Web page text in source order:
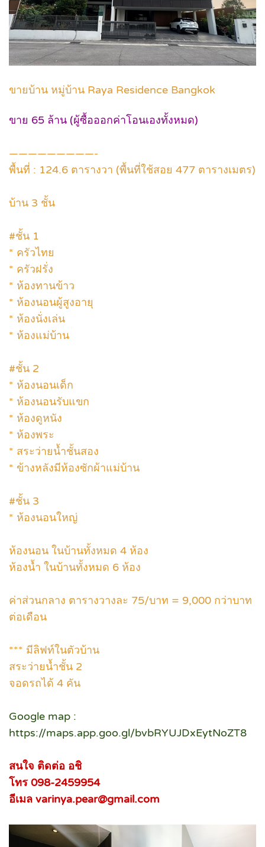
ขายบ้าน หมู่บ้าน Raya Residence Bangkok
ขาย 65 ล้าน (ผู้ซื้อออกค่าโอนเองทั้งหมด)
—————————-
พื้นที่ : 124.6 ตารางวา (พื้นที่ใช้สอย 477 ตารางเมตร)
บ้าน 3 ชั้น
#ชั้น 1
* ครัวไทย
* ครัวฝรั่ง
* ห้องทานข้าว
* ห้องนอนผู้สูงอายุ
* ห้องนั่งเล่น
* ห้องแม่บ้าน
#ชั้น 2
* ห้องนอนเด็ก
* ห้องนอนรับแขก
* ห้องดูหนัง
* ห้องพระ
* สระว่ายน้ำชั้นสอง
* ข้างหลังมีห้องซักผ้าแม่บ้าน
#ชั้น 3
* ห้องนอนใหญ่
ห้องนอน ในบ้านทั้งหมด 4 ห้อง
ห้องน้ำ ในบ้านทั้งหมด 6 ห้อง
ค่าส่วนกลาง ตารางวางละ 75/บาท = 9,000 กว่าบาท
ต่อเดือน
*** มีลิฟท์ในตัวบ้าน
สระว่ายน้ำชั้น 2
จอดรถได้ 4 คัน
Google map :
https://maps.app.goo.gl/bvbRYUJDxEytNoZT8
สนใจ ติดต่อ อชิ
โทร 098-2459954
อีเมล varinya.pear@gmail.com